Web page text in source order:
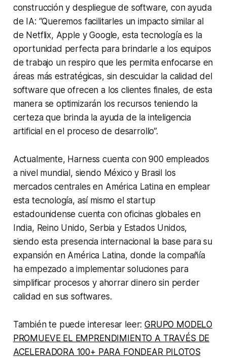
construcción y despliegue de software, con ayuda
de IA: “Queremos facilitarles un impacto similar al
de Netflix, Apple y Google, esta tecnología es la
oportunidad perfecta para brindarle a los equipos
de trabajo un respiro que les permita enfocarse en
áreas más estratégicas, sin descuidar la calidad del
software que ofrecen a los clientes finales, de esta
manera se optimizarán los recursos teniendo la
certeza que brinda la ayuda de la inteligencia
artificial en el proceso de desarrollo”.
Actualmente, Harness cuenta con 900 empleados
a nivel mundial, siendo México y Brasil los
mercados centrales en América Latina en emplear
esta tecnología, así mismo el startup
estadounidense cuenta con oficinas globales en
India, Reino Unido, Serbia y Estados Unidos,
siendo esta presencia internacional la base para su
expansión en América Latina, donde la compañía
ha empezado a implementar soluciones para
simplificar procesos y ahorrar dinero sin perder
calidad en sus softwares.
También te puede interesar leer:GRUPO MODELO
PROMUEVE EL EMPRENDIMIENTO A TRAVÉS DE
ACELERADORA 100+ PARA FONDEAR PILOTOS